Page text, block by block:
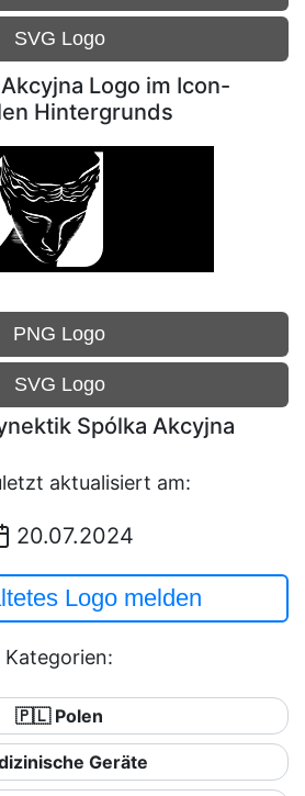
SVG Logo
Logo im Icon-
Hintergrunds
PNG Logo
SVG Logo
Spólka Akcyjna
aktualisiert am:
20.07.2024
Logo melden
Kategorien:
🇵🇱 Polen
Geräte